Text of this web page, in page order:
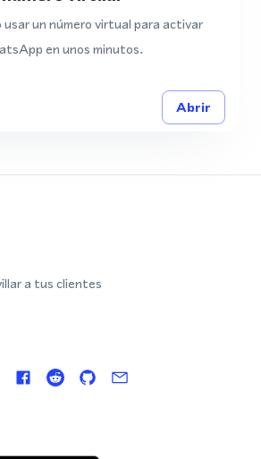
usar un número virtual para activar
en unos minutos.
Abrir
a tus clientes